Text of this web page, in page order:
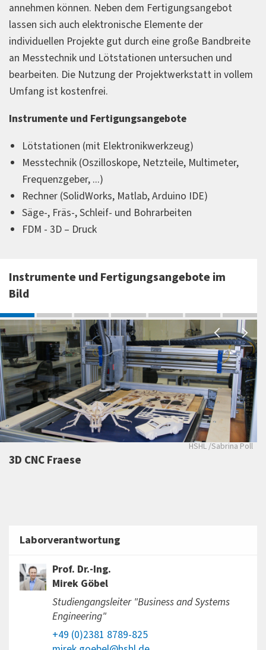
annehmen können. Neben dem Fertigungsangebot
lassen sich auch elektronische Elemente der
individuellen Projekte gut durch eine große Bandbreite
an Messtechnik und Lötstationen untersuchen und
bearbeiten. Die Nutzung der Projektwerkstatt in vollem
Umfang ist kostenfrei.
Instrumente und Fertigungsangebote
Lötstationen (mit Elektronikwerkzeug)
Messtechnik (Oszilloskope, Netzteile, Multimeter,
Frequenzgeber, ...)
Rechner (SolidWorks, Matlab, Arduino IDE)
Säge-, Fräs-, Schleif- und Bohrarbeiten
FDM - 3D – Druck
Instrumente und Fertigungsangebote im
Bild
HSHL /Sabrina Poll
3D CNC Fraese
Laborverantwortung
Prof. Dr.-Ing.
Mirek Göbel
Studiengangsleiter "Business and Systems
Engineering"
+49 (0)2381 8789-825